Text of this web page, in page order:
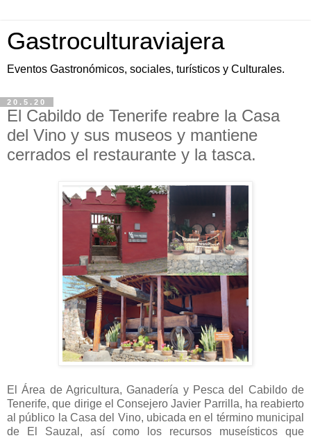
Gastroculturaviajera
Eventos Gastronómicos, sociales, turísticos y Culturales.
20.5.20
El Cabildo de Tenerife reabre la Casa
del Vino y sus museos y mantiene
cerrados el restaurante y la tasca.
El Área de Agricultura, Ganadería y Pesca del Cabildo de
Tenerife, que dirige el Consejero Javier Parrilla, ha reabierto
al público la Casa del Vino, ubicada en el término municipal
de El Sauzal, así como los recursos museísticos que